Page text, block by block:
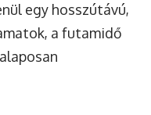
egy hosszútávú,
a futamidő